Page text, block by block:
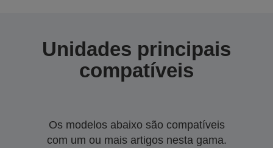
Unidades principais
compatíveis
Os modelos abaixo são compatíveis
com um ou mais artigos nesta gama.